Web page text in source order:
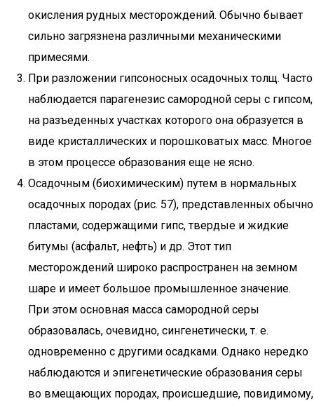
окисления рудных месторождений. Обычно бывает
сильно загрязнена различными механическими
примесями.
При разложении гипсоносных осадочных толщ. Часто
наблюдается парагенезис самородной серы с гипсом,
на разъеденных участках которого она образуется в
виде кристаллических и порошковатых масс. Многое
в этом процессе образования еще не ясно.
Осадочным (биохимическим) путем в нормальных
осадочных породах (рис. 57), представленных обычно
пластами, содержащими гипс, твердые и жидкие
битумы (асфальт, нефть) и др. Этот тип
месторождений широко распространен на земном
шаре и имеет большое промышленное значение.
При этом основная масса самородной серы
образовалась, очевидно, сингенетически, т. е.
одновременно с другими осадками. Однако нередко
наблюдаются и эпигенетические образования серы
во вмещающих породах, происшедшие, повидимому,